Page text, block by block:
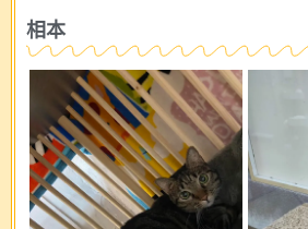
相本